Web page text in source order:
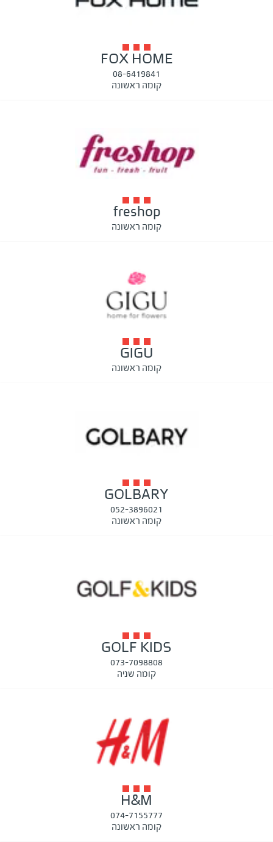
FOX HOME
08-6419841
קומה ראשונה
freshop
קומה ראשונה
GIGU
קומה ראשונה
GOLBARY
052-3896021
קומה ראשונה
GOLF KIDS
073-7098808
קומה שניה
H&M
074-7155777
קומה ראשונה